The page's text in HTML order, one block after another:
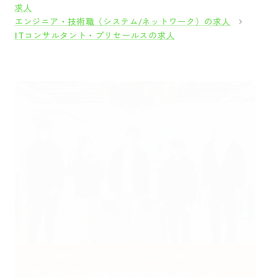
求人
エンジニア・技術職（システム/ネットワーク）の求人
ITコンサルタント・プリセールスの求人